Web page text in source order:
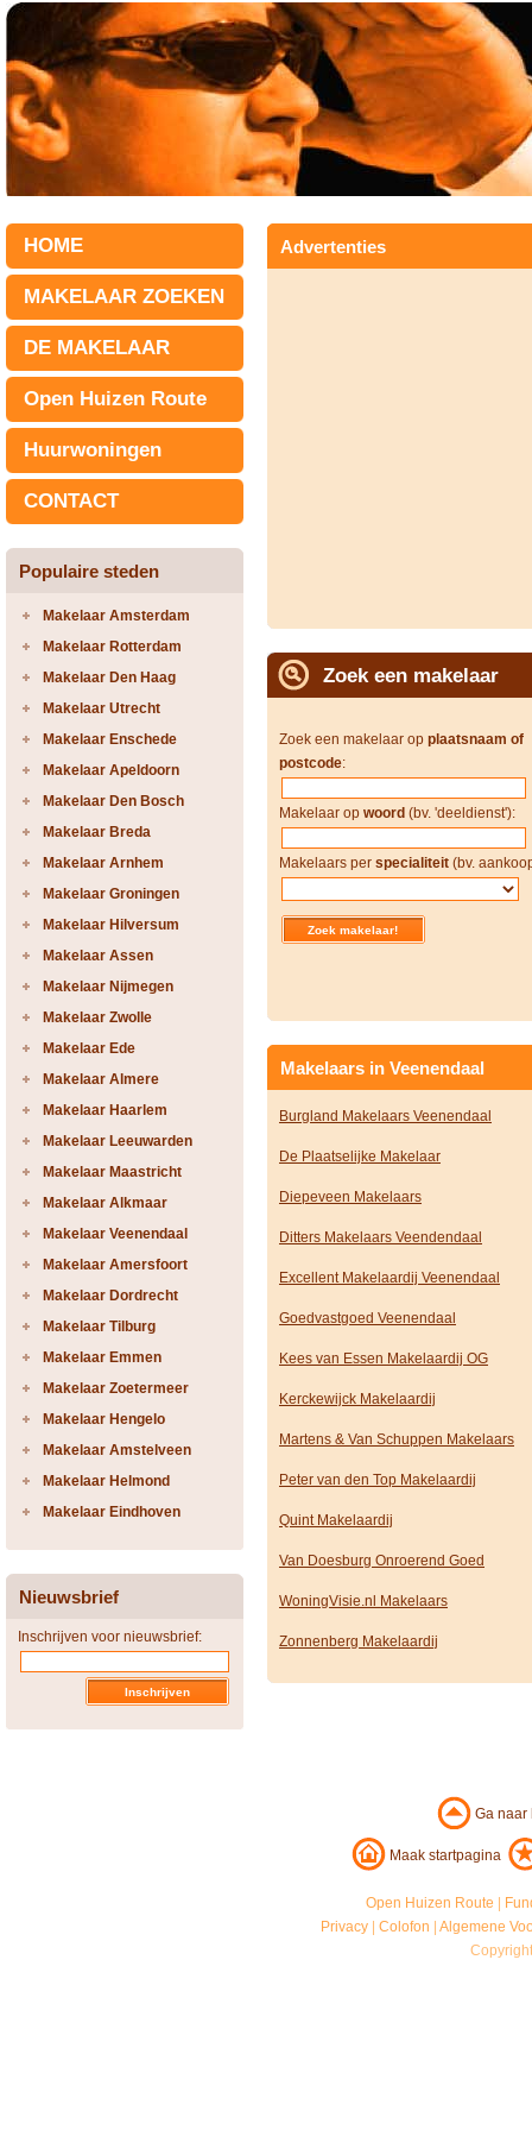
HOME
MAKELAAR ZOEKEN
DE MAKELAAR
Open Huizen Route
Huurwoningen
CONTACT
Populaire steden
Makelaar Amsterdam
Makelaar Rotterdam
Makelaar Den Haag
Makelaar Utrecht
Makelaar Enschede
Makelaar Apeldoorn
Makelaar Den Bosch
Makelaar Breda
Makelaar Arnhem
Makelaar Groningen
Makelaar Hilversum
Makelaar Assen
Makelaar Nijmegen
Makelaar Zwolle
Makelaar Ede
Makelaar Almere
Makelaar Haarlem
Makelaar Leeuwarden
Makelaar Maastricht
Makelaar Alkmaar
Makelaar Veenendaal
Makelaar Amersfoort
Makelaar Dordrecht
Makelaar Tilburg
Makelaar Emmen
Makelaar Zoetermeer
Makelaar Hengelo
Makelaar Amstelveen
Makelaar Helmond
Makelaar Eindhoven
Nieuwsbrief
Inschrijven voor nieuwsbrief:
Advertenties
Zoek een makelaar
Zoek een makelaar op plaatsnaam of
postcode:
Makelaar op woord (bv. 'deeldienst'):
Makelaars per specialiteit (bv.
Makelaars in Veenendaal
Burgland Makelaars Veenendaal
De Plaatselijke Makelaar
Diepeveen Makelaars
Ditters Makelaars Veendendaal
Excellent Makelaardij Veenendaal
Goedvastgoed Veenendaal
Kees van Essen Makelaardij OG
Kerckewijck Makelaardij
Martens & Van Schuppen Makelaars
Peter van den Top Makelaardij
Quint Makelaardij
Van Doesburg Onroerend Goed
WoningVisie.nl Makelaars
Zonnenberg Makelaardij
Ga
Maak startpagina
Open Huizen Route
Privacy |Colofon |Algemene